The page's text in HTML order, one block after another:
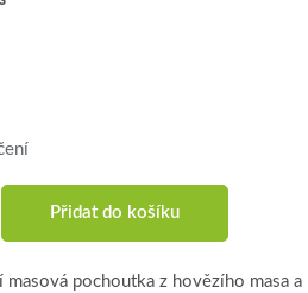
Přidat do košíku
masová pochoutka z hovězího masa